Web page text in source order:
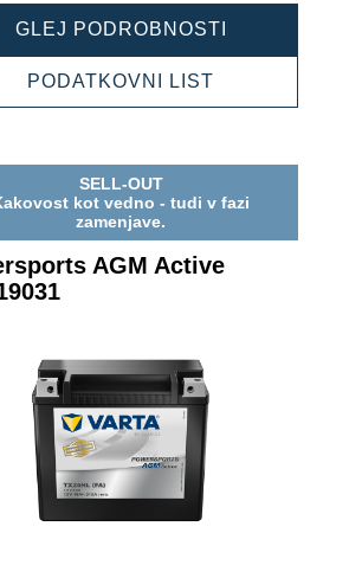
GLEJ PODROBNOSTI
PODATKOVNI LIST
SELL-OUT
kot vedno - tudi v fazi
zamenjave.
AGM Active